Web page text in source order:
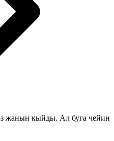
жанын кыйды. Ал буга чейин